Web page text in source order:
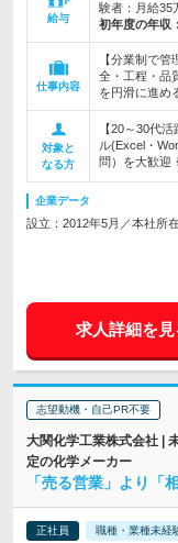
給与
験者：月給35
初年度の年収：
仕事内容
【分業制で
全・工程・品
を円滑に進め
対象と
なる方
【20～30代
ル(Excel・
問）を大歓迎
企業データ
設立：2012年5月／本社所
求人詳細を見
志望動機・自己PR不要
大関化学工業株式会社 |
定の化学メーカー
「売る営業」より「
正社員 職種・業種未経